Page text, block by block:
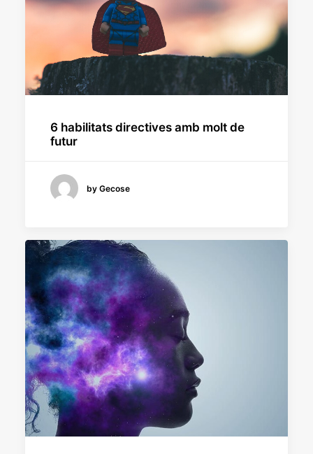
6 habilitats directives amb molt de
futur
by Gecose